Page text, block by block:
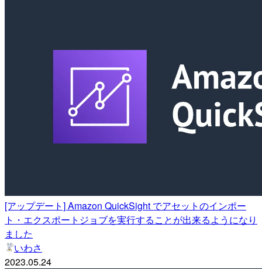
[アップデート] Amazon QuickSight でアセットのインポー
ト・エクスポートジョブを実行することが出来るようになり
ました
いわさ
2023.05.24